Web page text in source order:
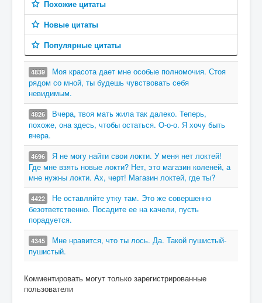
Похожие цитаты
Новые цитаты
Популярные цитаты
4839
Моя красота дает мне особые полномочия. Стоя
рядом со мной, ты будешь чувствовать себя
невидимым.
4826
Вчера, твоя мать жила так далеко. Теперь,
похоже, она здесь, чтобы остаться. O-о-о. Я хочу быть
вчера.
4696
Я не могу найти свои локти. У меня нет локтей!
Где мне взять новые локти? Нет, это магазин коленей, а
мне нужны локти. Ах, черт! Магазин локтей, где ты?
4422
Не оставляйте утку там. Это же совершенно
безответственно. Посадите ее на качели, пусть
порадуется.
4345
Мне нравится, что ты лось. Да. Такой пушистый-
пушистый.
Комментировать могут только зарегистрированные
пользователи